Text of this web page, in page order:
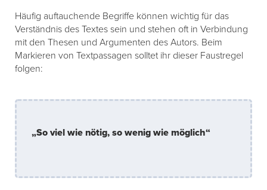
Häufig auftauchende Begriffe können wichtig für das
Verständnis des Textes sein und stehen oft in Verbindung
mit den Thesen und Argumenten des Autors. Beim
Markieren von Textpassagen solltet ihr dieser Faustregel
folgen:
„So viel wie nötig, so wenig wie möglich“